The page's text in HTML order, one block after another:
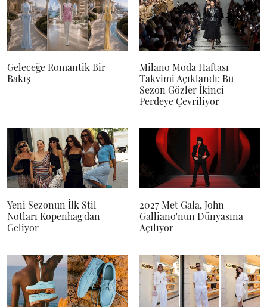
Geleceğe Romantik Bir
Bakış
Milano Moda Haftası
Takvimi Açıklandı: Bu
Sezon Gözler İkinci
Perdeye Çevriliyor
Yeni Sezonun İlk Stil
Notları Kopenhag'dan
Geliyor
2027 Met Gala, John
Galliano'nun Dünyasına
Açılıyor